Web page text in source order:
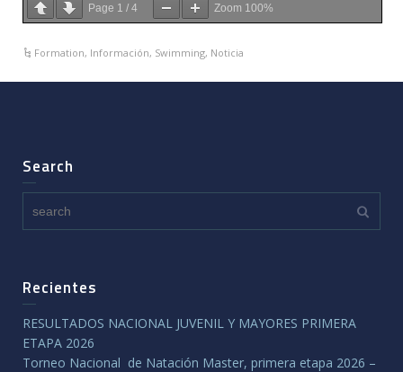
Page 1 / 4 Zoom 100%
Formation, Información, Swimming, Noticia
Search
Recientes
RESULTADOS NACIONAL JUVENIL Y MAYORES PRIMERA
ETAPA 2026
Torneo Nacional de Natación Master, primera etapa 2026 –